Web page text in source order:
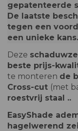
gepatenteerde
De laatste
tegen een
een unieke kans.
Deze
beste prijs-
te monteren de
Cross-cut (met
roestvrij staal ..
EasyShade
hagelwerend